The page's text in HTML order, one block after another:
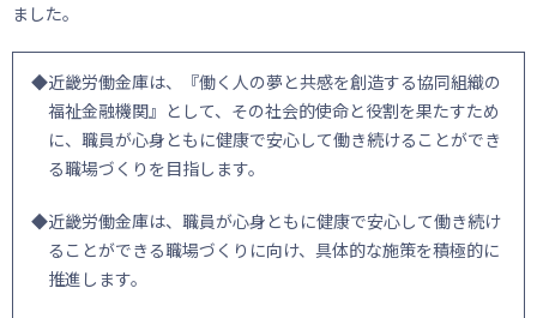
ました。
◆近畿労働金庫は、『働く人の夢と共感を創造する協同組織の
福祉金融機関』として、その社会的使命と役割を果たすため
に、職員が心身ともに健康で安心して働き続けることができ
る職場づくりを目指します。
◆近畿労働金庫は、職員が心身ともに健康で安心して働き続け
ることができる職場づくりに向け、具体的な施策を積極的に
推進します。